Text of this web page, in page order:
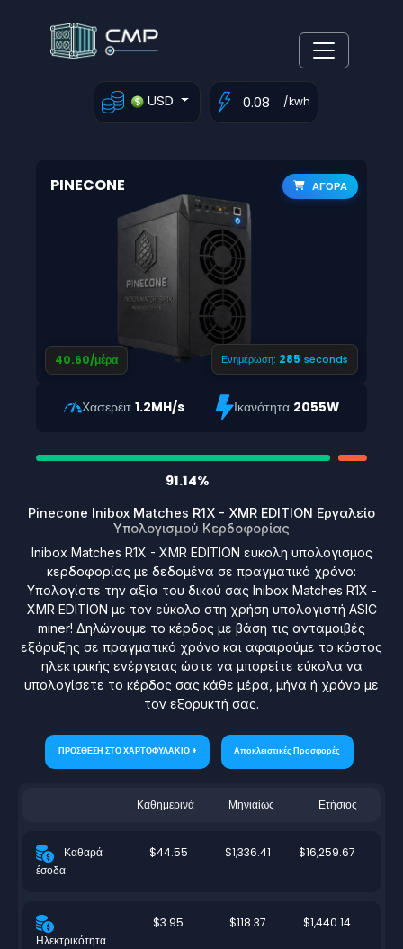
USD /kwh
ΑΓΟΡΑ
40.60/μέρα
PINECONE
Ενημέρωση: 284 seconds
Χασερέιτ 1.2MH/s Ικανότητα 2055W
91.14%
Pinecone Inibox Matches R1X - XMR EDITION Εργαλείο
Υπολογισμού Κερδοφορίας
Inibox Matches R1X - XMR EDITION ευκολη υπολογισμος
κερδοφορίας με δεδομένα σε πραγματικό χρόνο:
Υπολογίστε την αξία του δικού σας Inibox Matches R1X -
XMR EDITION με τον εύκολο στη χρήση υπολογιστή ASIC
miner! Δηλώνουμε το κέρδος με βάση τις ανταμοιβές
εξόρυξης σε πραγματικό χρόνο και αφαιρούμε το κόστος
ηλεκτρικής ενέργειας ώστε να μπορείτε εύκολα να
υπολογίσετε το κέρδος σας κάθε μέρα, μήνα ή χρόνο με
τον εξορυκτή σας.
ΠΡΟΣΘΕΣΗ ΣΤΟ ΧΑΡΤΟΦΥΛΑΚΙΟ + Αποκλειστικές Προσφορές
Καθημερινά Μηνιαίως Ετήσιος
Καθαρά
έσοδα
$44.55 $1,336.41 $16,259.67
Ηλεκτρικότητα
$3.95 $118.37 $1,440.14